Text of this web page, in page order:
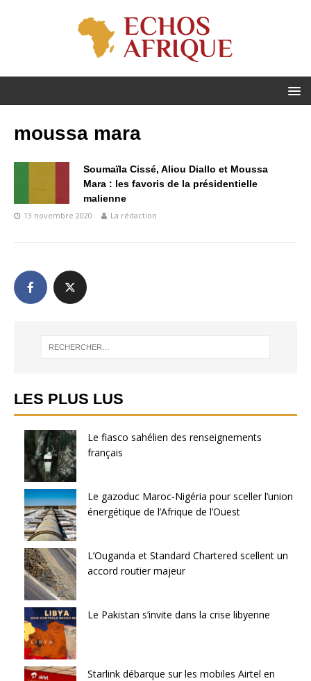
moussa mara
Soumaïla Cissé, Aliou Diallo et Moussa
Mara : les favoris de la présidentielle
malienne
13 novembre 2020 La rédaction
LES PLUS LUS
Le fiasco sahélien des renseignements
français
Le gazoduc Maroc-Nigéria pour sceller l’union
énergétique de l’Afrique de l’Ouest
L’Ouganda et Standard Chartered scellent un
accord routier majeur
Le Pakistan s’invite dans la crise libyenne
Starlink débarque sur les mobiles Airtel en